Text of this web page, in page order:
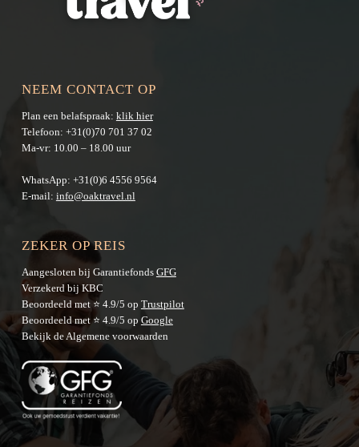
NEEM CONTACT OP
Plan een belafspraak: klik hier
Telefoon: +31(0)70 701 37 02
Ma-vr: 10.00 – 18.00 uur
WhatsApp: +31(0)6 4556 9564
E-mail: info@oaktravel.nl
ZEKER OP REIS
Aangesloten bij Garantiefonds GFG
Verzekerd bij KBC
Beoordeeld met ⭐ 4.9/5 op Trustpilot
Beoordeeld met ⭐ 4.9/5 op Google
Bekijk deAlgemene voorwaarden